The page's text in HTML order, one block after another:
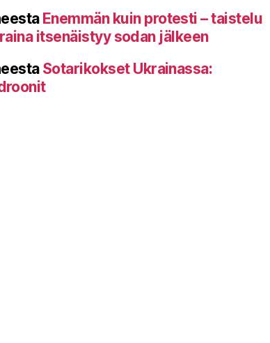
Enemmän kuin protesti – taistelu
itsenäistyy sodan jälkeen
Sotarikokset Ukrainassa: